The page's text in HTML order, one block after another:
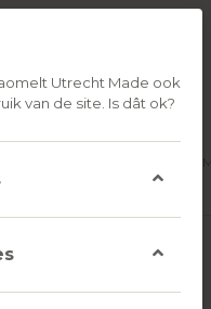
ONS
Utrecht Made ook
van de site. Is dât ok?